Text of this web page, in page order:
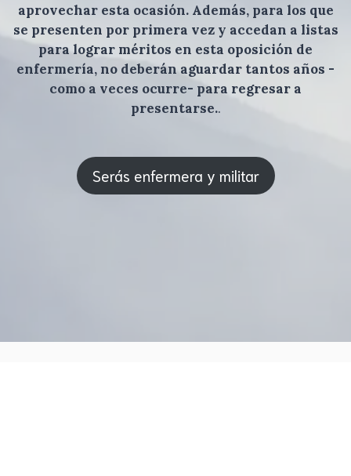
aprovechar esta ocasión. Además, para los que
se presenten por primera vez y accedan a listas
para lograr méritos en esta oposición de
enfermería, no deberán aguardar tantos años -
como a veces ocurre- para regresar a
presentarse..
Serás enfermera y militar